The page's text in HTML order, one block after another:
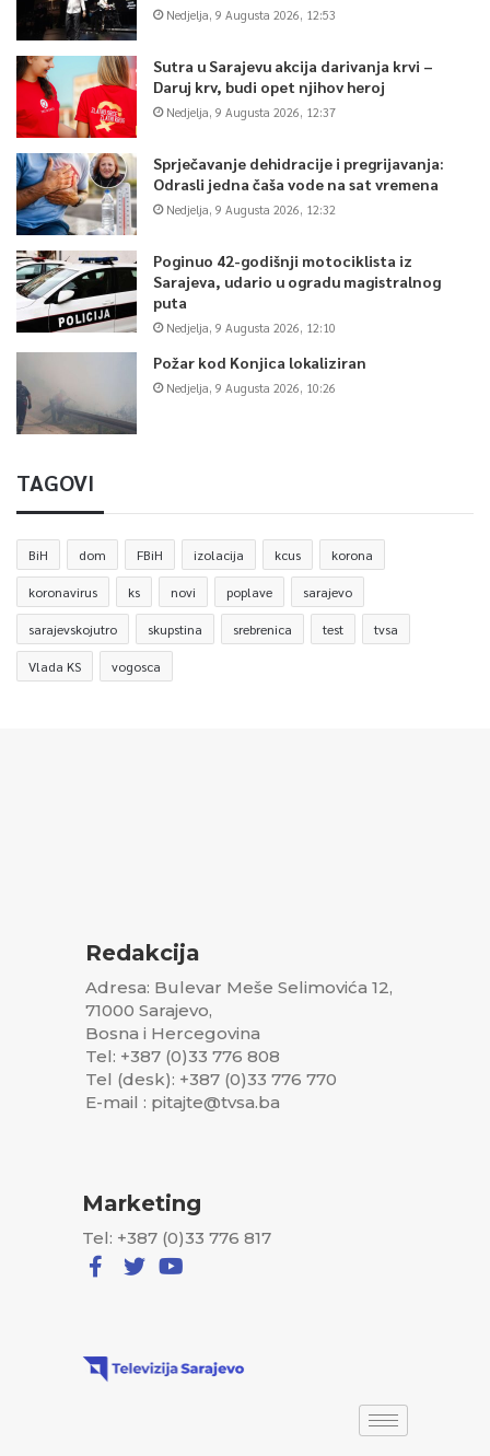
Nedjelja, 9 Augusta 2026, 12:53
Sutra u Sarajevu akcija darivanja krvi –
Daruj krv, budi opet njihov heroj
Nedjelja, 9 Augusta 2026, 12:37
Sprječavanje dehidracije i pregrijavanja:
Odrasli jedna čaša vode na sat vremena
Nedjelja, 9 Augusta 2026, 12:32
Poginuo 42-godišnji motociklista iz
Sarajeva, udario u ogradu magistralnog
puta
Nedjelja, 9 Augusta 2026, 12:10
Požar kod Konjica lokaliziran
Nedjelja, 9 Augusta 2026, 10:26
TAGOVI
BiH dom FBiH izolacija kcus korona
koronavirus ks novi poplave sarajevo
sarajevskojutro skupstina srebrenica test tvsa
Vlada KS vogosca
Redakcija
Adresa: Bulevar Meše Selimovića 12,
71000 Sarajevo,
Bosna i Hercegovina
Tel: +387 (0)33 776 808
Tel (desk): +387 (0)33 776 770
E-mail : pitajte@tvsa.ba
Marketing
Tel: +387 (0)33 776 817